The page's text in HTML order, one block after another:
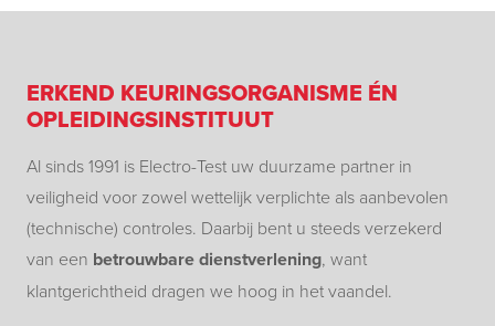
ERKEND KEURINGSORGANISME ÉN
OPLEIDINGSINSTITUUT
Al sinds 1991 is Electro-Test uw duurzame partner in
veiligheid voor zowel wettelijk verplichte als aanbevolen
(technische) controles. Daarbij bent u steeds verzekerd
van een betrouwbare dienstverlening, want
klantgerichtheid dragen we hoog in het vaandel.